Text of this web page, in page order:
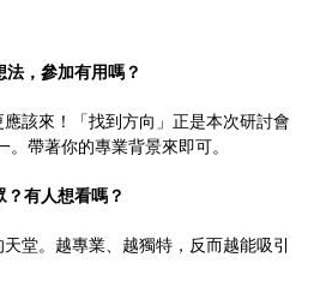
，參加有用嗎？
該來！「找到方向」正是本次研討會
帶著你的專業背景來即可。
有人想看嗎？
堂。越專業、越獨特，反而越能吸引